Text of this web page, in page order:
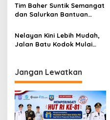
Kepedulian untuk
Masyarakat
Tim Baher Suntik Semangat
dan Salurkan Bantuan
Menuju Jamnas 2026
Nelayan Kini Lebih Mudah,
Jalan Batu Kodok Mulai
Jangan Lewatkan